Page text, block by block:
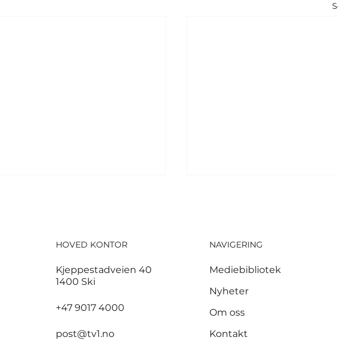
sandvolleyballparene i
3,7 millioner kroner
brannen i Krokstadelva
HOVED KONTOR
Kjeppestadveien 40
1400 Ski
+47 9017 4000
post@tv1.no
NAVIGERING
Mediebibliotek
Nyheter
Om oss
Kontakt